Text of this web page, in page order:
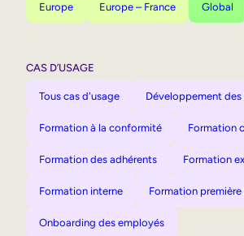
Europe Europe – France Global
CAS D’USAGE
Tous cas d'usage Développement
Formation à la conformité Formation
Formation des adhérents Formation
Formation interne Formation première
Onboarding des employés